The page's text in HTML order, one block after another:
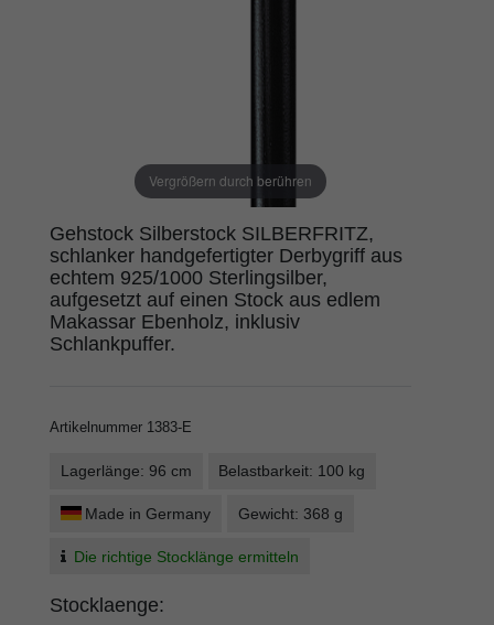
Vergrößern durch berühren
Gehstock Silberstock SILBERFRITZ,
schlanker handgefertigter Derbygriff aus
echtem 925/1000 Sterlingsilber,
aufgesetzt auf einen Stock aus edlem
Makassar Ebenholz, inklusiv
Schlankpuffer.
Artikelnummer 1383-E
Lagerlänge: 96 cm Belastbarkeit: 100 kg
Made in Germany Gewicht: 368 g
Die richtige Stocklänge ermitteln
Stocklaenge: